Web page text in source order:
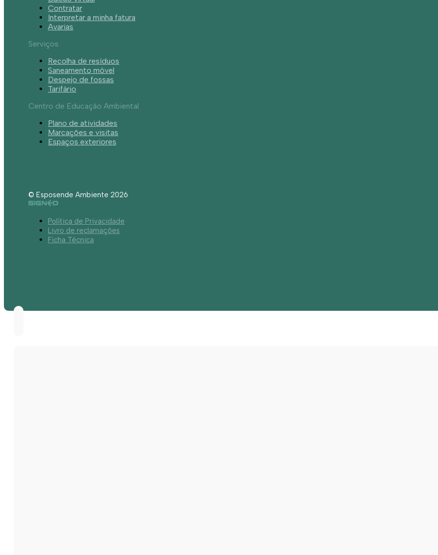
Contratar
Interpretar a minha fatura
Avarias
Serviços
Recolha de resíduos
Saneamento móvel
Despejo de fossas
Tarifário
Centro de Educação Ambiental
Plano de atividades
Marcações e visitas
Espaços exteriores
© Esposende Ambiente 2026
Política de Privacidade
Livro de reclamações
Ficha Técnica